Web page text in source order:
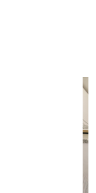
которыми, как
на той
– говорит